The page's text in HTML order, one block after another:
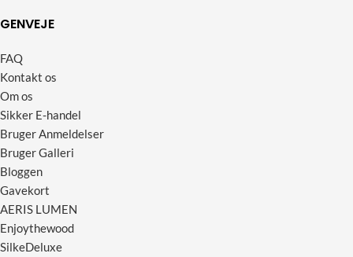
GENVEJE
FAQ
Kontakt os
Om os
Sikker E-handel
Bruger Anmeldelser
Bruger Galleri
Bloggen
Gavekort
AERIS LUMEN
Enjoythewood
SilkeDeluxe